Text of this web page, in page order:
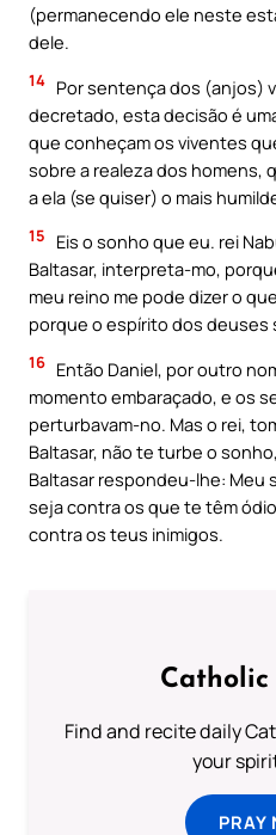
(permanecendo ele neste
dele.
14 Por sentença dos (anjos)
decretado, esta decisão é
que conheçam os viventes
sobre a realeza dos homens,
a ela (se quiser) o mais
15
Eis o sonho que eu. rei
Baltasar, interpreta-mo,
meu reino me pode dizer o
porque o espírito dos deuses
16 Então Daniel, por outro
momento embaraçado, e os
perturbavam-no. Mas o rei,
Baltasar, não te turbe o
Baltasar respondeu-lhe: Meu
seja contra os que te têm
contra os teus inimigos.
Catholic
Find and recite daily
your
PRAY